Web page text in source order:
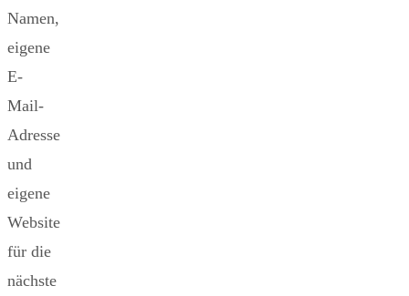
Namen,
eigene
E-
Mail-
Adresse
und
eigene
Website
für die
nächste